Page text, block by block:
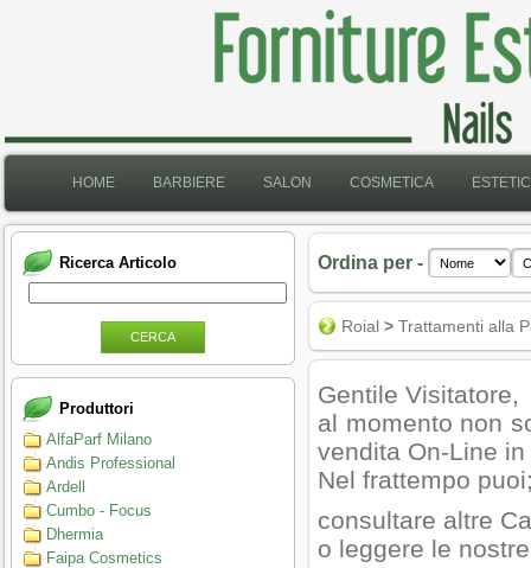
HOME BARBIERE SALON COSMETICA
Ricerca Articolo
CERCA
Produttori
AlfaParf Milano
Andis Professional
Ardell
Cumbo - Focus
Dhermia
Faipa Cosmetics
Ordina per -
Roial > Trattamenti alla
Gentile Visitatore,
al momento non
vendita On-Line
Nel frattempo
consultare altre
o leggere le